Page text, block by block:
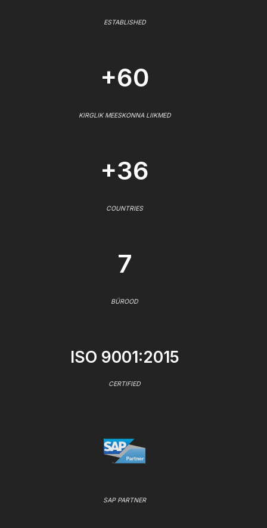
ESTABLISHED
+60
KIRGLIK MEESKONNA LIIKMED
+36
COUNTRIES
7
BÜROOD
ISO 9001:2015
CERTIFIED
SAP PARTNER